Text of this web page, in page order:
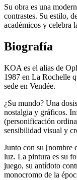
Su obra es una
contrastes. Su estilo,
académicos y celebra
Biografía
KOA es el alias de
1987 en La Rochelle
sede en Vendée.
¿Su mundo? Una
nostalgia y gráficos.
(personificación
sensibilidad visual y
Junto con su [nombre
luz. La pintura es su
juego, su antídoto
monocromo de la